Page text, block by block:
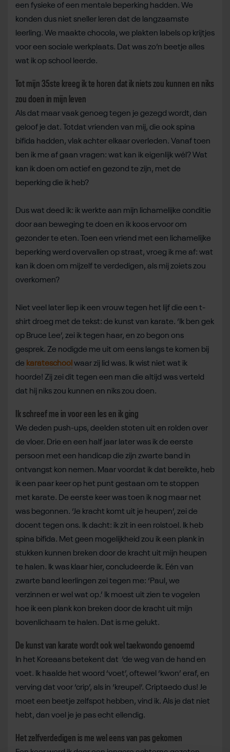
een fysieke of een mentale beperking hadden. We
konden dus niet sneller leren dat de langzaamste
leerling. We maakte chocola, we plakten labels op krijtjes
voor een sociale werkplaats. Dat was zo’n beetje alles
wat ik op school leerde.
Tot mijn 35ste kreeg ik te horen dat ik niets zou kunnen en niks
zou doen in mijn leven
Als dat maar vaak genoeg tegen je gezegd wordt, dan
geloof je dat. Totdat vrienden van mij, die ook spina
bifida hadden, vlak achter elkaar overleden. Vanaf toen
ben ik me af gaan vragen: wat kan ik eigenlijk wél? Wat
kan ik doen om actief en gezond te zijn, met de
beperking die ik heb?
Dus wat deed ik: ik werkte aan mijn lichamelijke conditie
door aan beweging te doen en ik koos ervoor om
gezonder te eten. Toen een vriend met een lichamelijke
beperking werd overvallen op straat, vroeg ik me af: wat
kan ik doen om mijzelf te verdedigen, als mij zoiets zou
overkomen?
Niet veel later liep ik een vrouw tegen het lijf die een t-
shirt droeg met de tekst: de kunst van karate. ‘Ik ben gek
op Bruce Lee’, zei ik tegen haar, en zo begon ons
gesprek. Ze nodigde me uit om eens langs te komen bij
de karateschool waar zij lid was. Ik wist niet wat ik
hoorde! Zij zei dit tegen een man die altijd was verteld
dat hij niks zou kunnen en niks zou doen.
Ik schreef me in voor een les en ik ging
We deden push-ups, deelden stoten uit en rolden over
de vloer. Drie en een half jaar later was ik de eerste
persoon met een handicap die zijn zwarte band in
ontvangst kon nemen. Maar voordat ik dat bereikte, heb
ik een paar keer op het punt gestaan om te stoppen
met karate. De eerste keer was toen ik nog maar net
was begonnen. ‘Je kracht komt uit je heupen’, zei de
docent tegen ons. Ik dacht: ik zit in een rolstoel. Ik heb
spina bifida. Met geen mogelijkheid zou ik een plank in
stukken kunnen breken door de kracht uit mijn heupen
te halen. Ik was klaar hier, concludeerde ik. Eén van
zwarte band leerlingen zei tegen me: ‘Paul, we
verzinnen er wel wat op.’ Ik moest uit zien te vogelen
hoe ik een plank kon breken door de kracht uit mijn
bovenlichaam te halen. Dat is me gelukt.
De kunst van karate wordt ook wel taekwondo genoemd
In het Koreaans betekent dat ‘de weg van de hand en
voet. Ik haalde het woord ‘voet’, oftewel ‘kwon’ eraf, en
verving dat voor ‘crip’, als in ‘kreupel’. Criptaedo dus! Je
moet een beetje zelfspot hebben, vind ik. Als je dat niet
hebt, dan voel je je pas echt ellendig.
Het zelfverdedigen is me wel eens van pas gekomen